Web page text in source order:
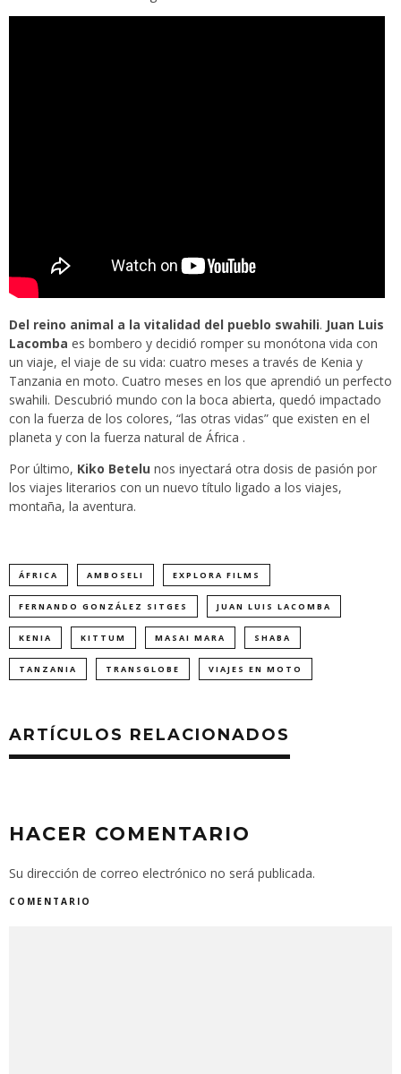
Del reino animal a la vitalidad del pueblo swahili. Juan Luis
Lacomba es bombero y decidió romper su monótona vida con
un viaje, el viaje de su vida: cuatro meses a través de Kenia y
Tanzania en moto. Cuatro meses en los que aprendió un perfecto
swahili. Descubrió mundo con la boca abierta, quedó impactado
con la fuerza de los colores, “las otras vidas” que existen en el
planeta y con la fuerza natural de África .
Por último, Kiko Betelu nos inyectará otra dosis de pasión por
los viajes literarios con un nuevo título ligado a los viajes,
montaña, la aventura.
ÁFRICA AMBOSELI EXPLORA FILMS
FERNANDO GONZÁLEZ SITGES JUAN LUIS LACOMBA
KENIA KITTUM MASAI MARA SHABA
TANZANIA TRANSGLOBE VIAJES EN MOTO
ARTÍCULOS RELACIONADOS
HACER COMENTARIO
Su dirección de correo electrónico no será publicada.
COMENTARIO